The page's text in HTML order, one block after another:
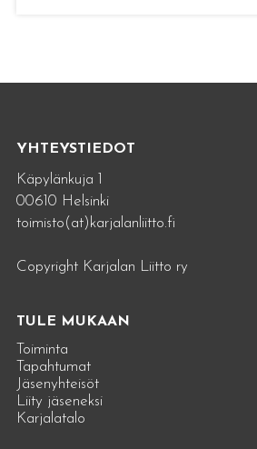
YHTEYSTIEDOT
Käpylänkuja 1
00610 Helsinki
toimisto(at)karjalanliitto.fi
Copyright Karjalan Liitto ry
TULE MUKAAN
Toiminta
Tapahtumat
Jäsenyhteisöt
Liity jäseneksi
Karjalatalo